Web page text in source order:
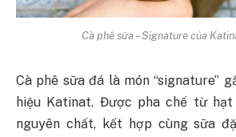
Cà phê sữa – Signature của
Cà phê sữa đá là món “signature”
hiệu Katinat. Được pha chế từ
nguyên chất, kết hợp cùng sữa